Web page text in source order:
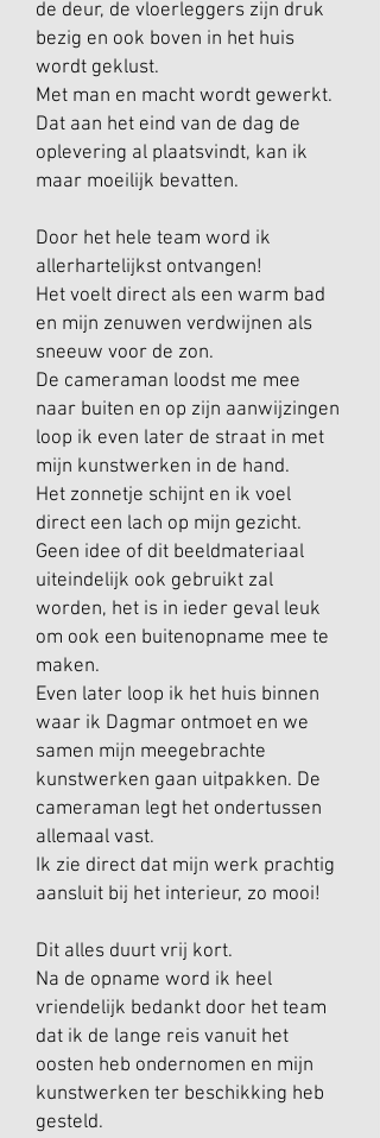
de deur, de vloerleggers zijn druk
bezig en ook boven in het huis
wordt geklust.
Met man en macht wordt gewerkt.
Dat aan het eind van de dag de
oplevering al plaatsvindt, kan ik
maar moeilijk bevatten.
Door het hele team word ik
allerhartelijkst ontvangen!
Het voelt direct als een warm bad
en mijn zenuwen verdwijnen als
sneeuw voor de zon.
De cameraman loodst me mee
naar buiten en op zijn aanwijzingen
loop ik even later de straat in met
mijn kunstwerken in de hand.
Het zonnetje schijnt en ik voel
direct een lach op mijn gezicht.
Geen idee of dit beeldmateriaal
uiteindelijk ook gebruikt zal
worden, het is in ieder geval leuk
om ook een buitenopname mee te
maken.
Even later loop ik het huis binnen
waar ik Dagmar ontmoet en we
samen mijn meegebrachte
kunstwerken gaan uitpakken. De
cameraman legt het ondertussen
allemaal vast.
Ik zie direct dat mijn werk prachtig
aansluit bij het interieur, zo mooi!
Dit alles duurt vrij kort.
Na de opname word ik heel
vriendelijk bedankt door het team
dat ik de lange reis vanuit het
oosten heb ondernomen en mijn
kunstwerken ter beschikking heb
gesteld.